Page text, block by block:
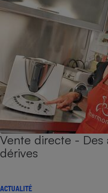
Vente directe - Des
dérives
ACTUALITÉ